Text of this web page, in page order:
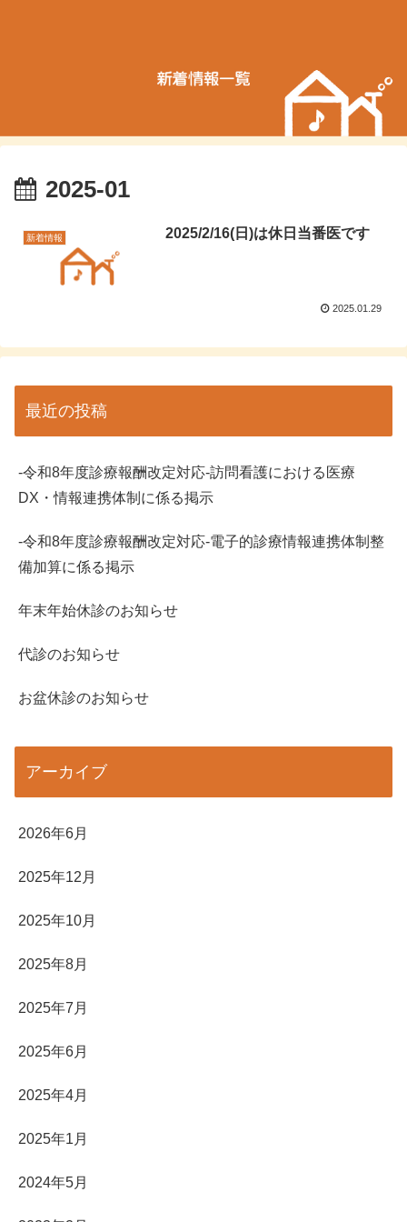
2025-01
新着情報 2025/2/16(日)は休日当番医です
2025.01.29
最近の投稿
-令和8年度診療報酬改定対応-訪問看護における医療
DX・情報連携体制に係る掲示
-令和8年度診療報酬改定対応-電子的診療情報連携体制整
備加算に係る掲示
年末年始休診のお知らせ
代診のお知らせ
お盆休診のお知らせ
アーカイブ
2026年6月
2025年12月
2025年10月
2025年8月
2025年7月
2025年6月
2025年4月
2025年1月
2024年5月